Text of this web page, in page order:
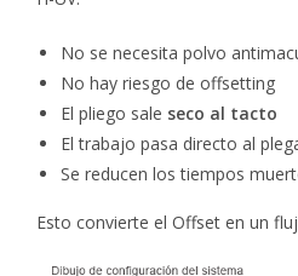
No se necesita polvo
No hay riesgo de offsetting
El pliego sale seco al tacto
El trabajo pasa directo al
Se reducen los tiempos
Esto convierte el Offset en un